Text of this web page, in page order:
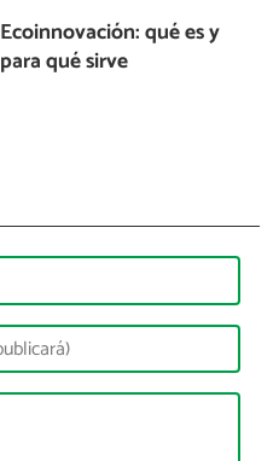
Ecoinnovación: qué es y
para qué sirve